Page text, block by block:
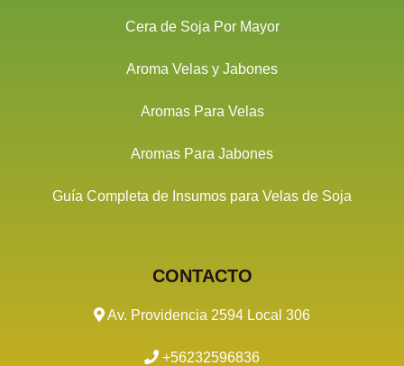
Cera de Soja Por Mayor
Aroma Velas y Jabones
Aromas Para Velas
Aromas Para Jabones
Guía Completa de Insumos para Velas de Soja
CONTACTO
Av. Providencia 2594 Local 306
+56232596836